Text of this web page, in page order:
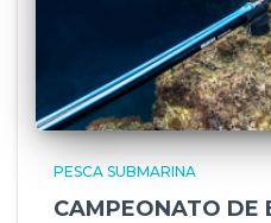
PESCA SUBMARINA
CAMPEONATO DE